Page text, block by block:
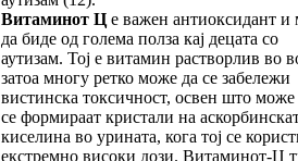
Витаминот Це важен антиоксидант и
да биде од голема полза кај децата со
аутизам. Тој е витамин растворлив во
затоа многу ретко може да се забележи
вистинска токсичност, освен што може
се формираат кристали на
киселина во урината, кога тој се
екстремно високи дози. Витаминот-Ц